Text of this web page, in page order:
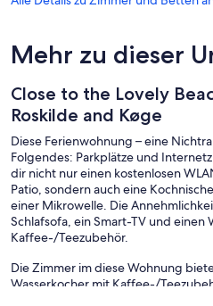
Mehr zu dieser
Close to the Lovely
Roskilde and Køge
Diese Ferienwohnung – eine
Folgendes: Parkplätze und
dir nicht nur einen kostenlosen
Patio, sondern auch eine
einer Mikrowelle. Die
Schlafsofa, ein Smart-TV und einen
Kaffee-/Teezubehör.
Die Zimmer im diese Wohnung
Wasserkocher mit Kaffee-/